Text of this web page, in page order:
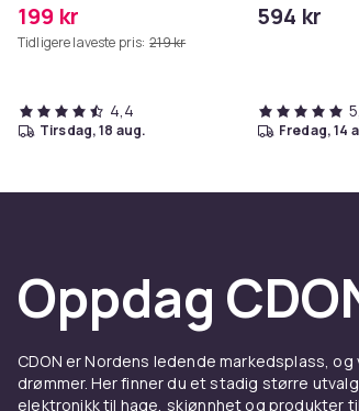
199 kr
Tidligere laveste pris: 219 kr
4,4
tirsdag, 18 aug.
594 kr
fredag, 14
Oppdag
CDON er Nordens ledende markedsplass,
drømmer. Her finner du et stadig større
elektronikk til hage, skjønnhet og produkter